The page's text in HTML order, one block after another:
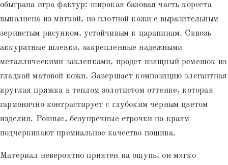
обыграна игра фактур: широкая базовая часть корсета
выполнена из мягкой, но плотной кожи с выразительным
зернистым рисунком, устойчивым к царапинам. Сквозь
аккуратные шлевки, закрепленные надежными
металлическими заклепками, продет изящный ремешок из
гладкой матовой кожи. Завершает композицию элегантная
круглая пряжка в теплом золотистом оттенке, которая
гармонично контрастирует с глубоким черным цветом
изделия. Ровные, безупречные строчки по краям
подчеркивают премиальное качество пошива.
Материал невероятно приятен на ощупь, он мягко